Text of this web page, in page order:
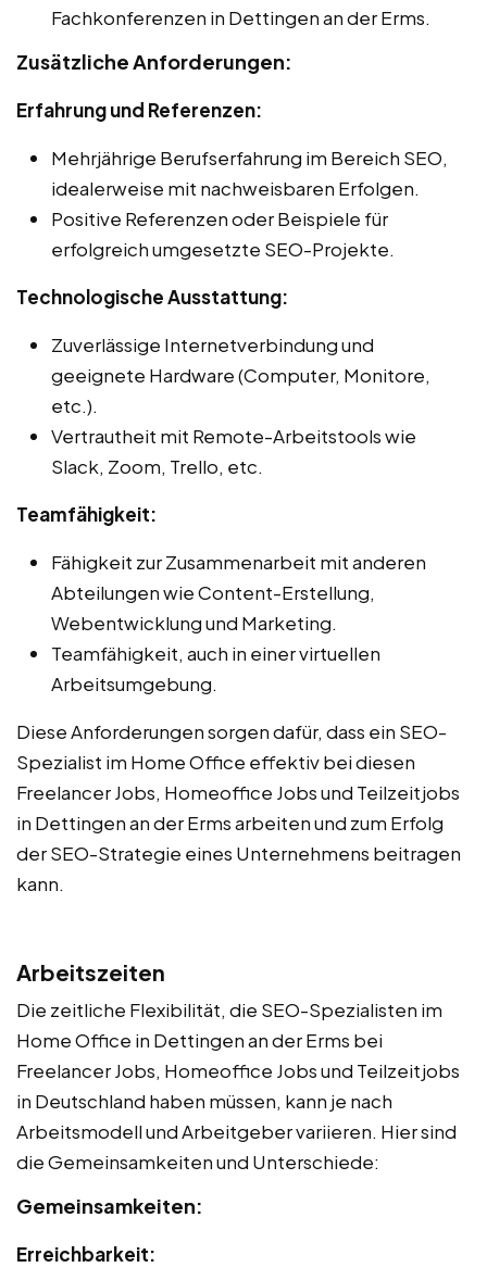
Fachkonferenzen in Dettingen an der Erms.
Zusätzliche Anforderungen:
Erfahrung und Referenzen:
Mehrjährige Berufserfahrung im Bereich SEO,
idealerweise mit nachweisbaren Erfolgen.
Positive Referenzen oder Beispiele für
erfolgreich umgesetzte SEO-Projekte.
Technologische Ausstattung:
Zuverlässige Internetverbindung und
geeignete Hardware (Computer, Monitore,
etc.).
Vertrautheit mit Remote-Arbeitstools wie
Slack, Zoom, Trello, etc.
Teamfähigkeit:
Fähigkeit zur Zusammenarbeit mit anderen
Abteilungen wie Content-Erstellung,
Webentwicklung und Marketing.
Teamfähigkeit, auch in einer virtuellen
Arbeitsumgebung.
Diese Anforderungen sorgen dafür, dass ein SEO-
Spezialist im Home Office effektiv bei diesen
Freelancer Jobs, Homeoffice Jobs und Teilzeitjobs
in Dettingen an der Erms arbeiten und zum Erfolg
der SEO-Strategie eines Unternehmens beitragen
kann.
Arbeitszeiten
Die zeitliche Flexibilität, die SEO-Spezialisten im
Home Office in Dettingen an der Erms bei
Freelancer Jobs, Homeoffice Jobs und Teilzeitjobs
in Deutschland haben müssen, kann je nach
Arbeitsmodell und Arbeitgeber variieren. Hier sind
die Gemeinsamkeiten und Unterschiede:
Gemeinsamkeiten:
Erreichbarkeit: